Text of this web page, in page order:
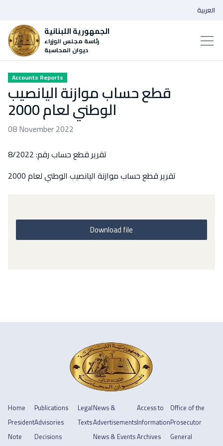
الجمهورية اللبنانية
رئاسة مجلس الوزراء
ديوان المحاسبة
العربية
Accounts Reports
قطع حساب موازنة اليانصيب
الوطني لعام 2000
08 November 2022
تقرير قطع حساب رقم: 8/2022
تقرير قطع حساب موازنة اليانصيب الوطني لعام 2000
Download file
Home
President
Note
Publications
Advisories
Decisions
Legal
Texts
News &
Advertisements
News & Events
Access to
Information
Archives
Office of the
Prosecutor
General